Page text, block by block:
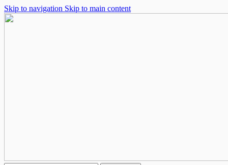
Skip to navigation Skip to main content